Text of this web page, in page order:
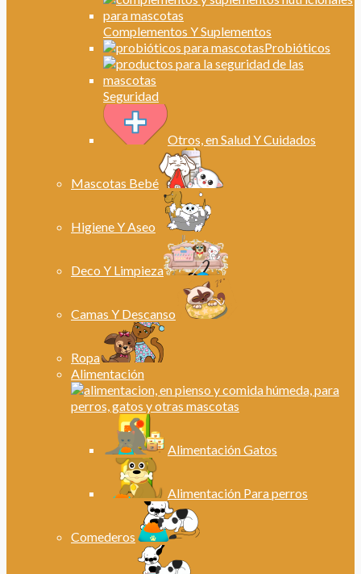
Complementos Y Suplementos
Probióticos
Seguridad
Otros, en Salud Y Cuidados
Mascotas Bebé
Higiene Y Aseo
Deco Y Limpieza
Camas Y Descanso
Ropa
Alimentación
Alimentación Gatos
Alimentación Para perros
Comederos